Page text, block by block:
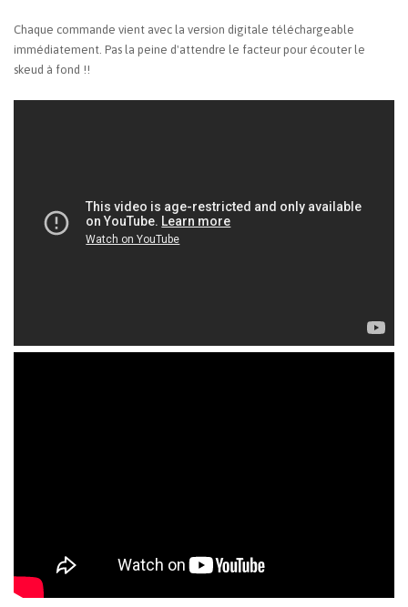
Chaque commande vient avec la version digitale téléchargeable
immédiatement. Pas la peine d'attendre le facteur pour écouter le
skeud à fond !!